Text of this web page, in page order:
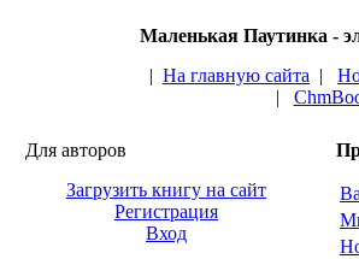
Маленькая Паутинка -
| На главную сайта |
|
Для авторов
Загрузить книгу на сайт
Регистрация
Вход